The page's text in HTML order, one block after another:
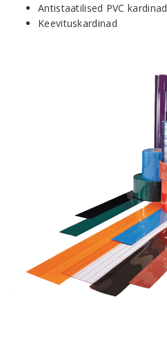
Antistaatilised PVC kardinad
Keevituskardinad